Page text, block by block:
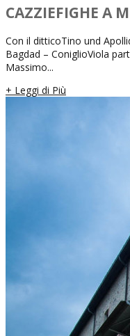
CAZZIEFIGHE A
Con il ditticoTino und
Bagdad – ConiglioViola
Massimo...
+ Leggi di Più